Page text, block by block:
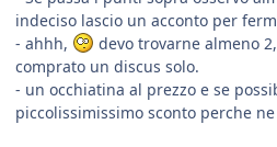
indeciso lascio un acconto per
- ahhh,
devo trovarne almeno
comprato un discus solo.
- un occhiatina al prezzo e se
piccolissimissimo sconto perche